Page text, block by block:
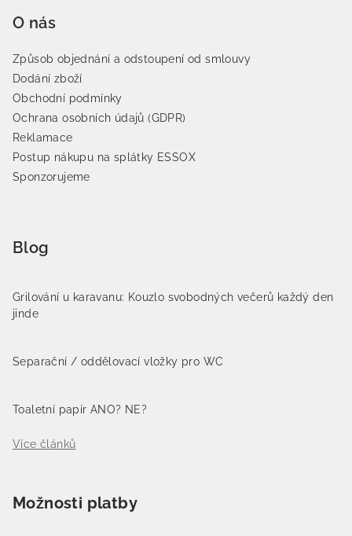
O nás
Způsob objednání a odstoupení od smlouvy
Dodání zboží
Obchodní podmínky
Ochrana osobních údajů (GDPR)
Reklamace
Postup nákupu na splátky ESSOX
Sponzorujeme
Blog
Grilování u karavanu: Kouzlo svobodných večerů každý den
jinde
Separační / oddělovací vložky pro WC
Toaletní papír ANO? NE?
Více článků
Možnosti platby